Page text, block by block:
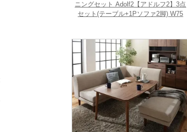
ニングセット Adolf2【アドルフ2】3点
セット(テーブル+1Pソファ2脚) W75